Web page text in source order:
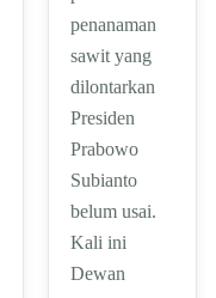
penanaman
sawit yang
dilontarkan
Presiden
Prabowo
Subianto
belum usai.
Kali ini
Dewan